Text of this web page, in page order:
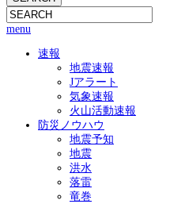
menu
速報
地震速報
Jアラート
気象速報
火山活動速報
防災ノウハウ
地震予知
地震
洪水
落雷
竜巻